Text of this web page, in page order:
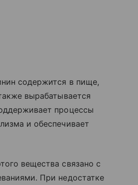
содержится в пище,
вырабатывается
процессы
и обеспечивает
вещества связано с
При недостатке